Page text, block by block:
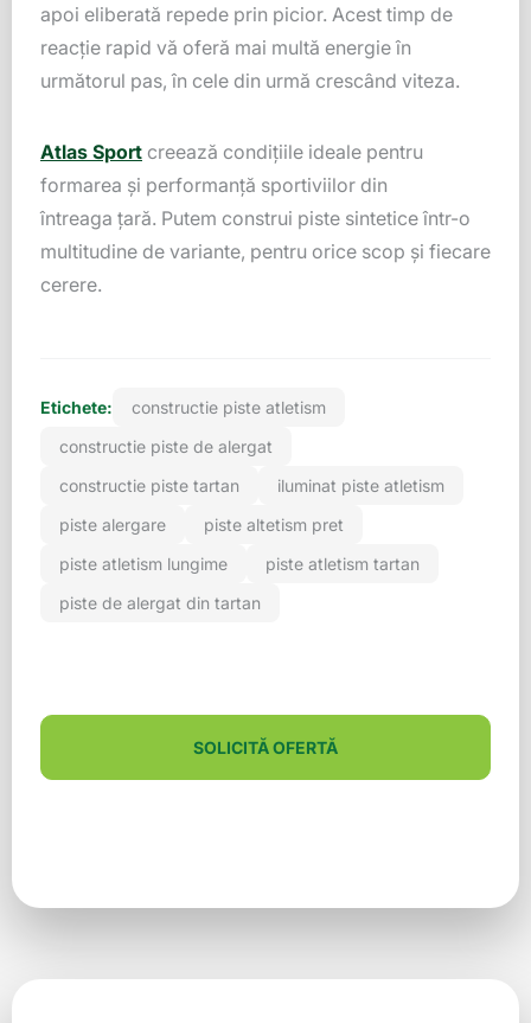
apoi eliberată repede prin picior. Acest timp de
reacție rapid vă oferă mai multă energie în
următorul pas, în cele din urmă crescând viteza.
Atlas Sport creează condițiile ideale pentru
formarea și performanță sportiviilor din
întreaga țară. Putem construi piste sintetice într-o
multitudine de variante, pentru orice scop și fiecare
cerere.
Etichete:
constructie piste atletism
constructie piste de alergat
constructie piste tartan
iluminat piste atletism
piste alergare
piste altetism pret
piste atletism lungime
piste atletism tartan
piste de alergat din tartan
SOLICITĂ OFERTĂ